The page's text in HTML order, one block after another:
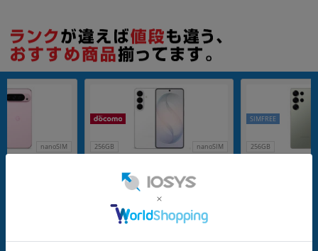
nanoSIM 256GB nanoSIM
S26 SC-51G 256GB ホワイト 【doco
mo版 SIMフリー】
メーカー：SAMSUNG
発売日：2026/03
在庫数：1
256GB
SIMFREE